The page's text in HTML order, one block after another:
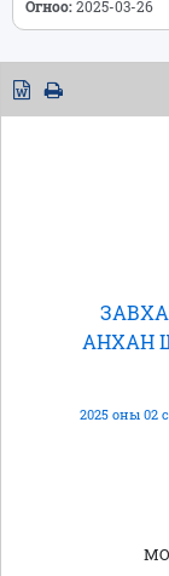
Огноо:2025-03-26
АНХАН
2025 оны 02